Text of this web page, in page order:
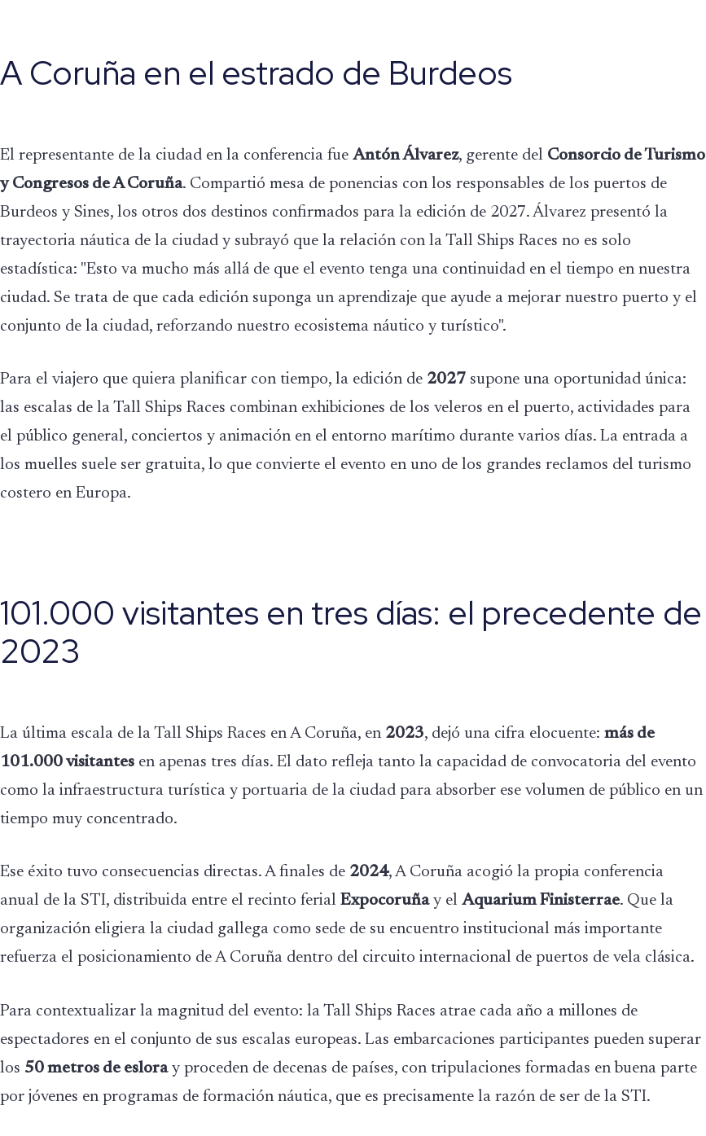
A Coruña en el estrado de Burdeos
El representante de la ciudad en la conferencia fue Antón Álvarez, gerente del Consorcio de Turismo
y Congresos de A Coruña. Compartió mesa de ponencias con los responsables de los puertos de
Burdeos y Sines, los otros dos destinos confirmados para la edición de 2027. Álvarez presentó la
trayectoria náutica de la ciudad y subrayó que la relación con la Tall Ships Races no es solo
estadística: "Esto va mucho más allá de que el evento tenga una continuidad en el tiempo en nuestra
ciudad. Se trata de que cada edición suponga un aprendizaje que ayude a mejorar nuestro puerto y el
conjunto de la ciudad, reforzando nuestro ecosistema náutico y turístico".
Para el viajero que quiera planificar con tiempo, la edición de 2027 supone una oportunidad única:
las escalas de la Tall Ships Races combinan exhibiciones de los veleros en el puerto, actividades para
el público general, conciertos y animación en el entorno marítimo durante varios días. La entrada a
los muelles suele ser gratuita, lo que convierte el evento en uno de los grandes reclamos del turismo
costero en Europa.
101.000 visitantes en tres días: el precedente de
2023
La última escala de la Tall Ships Races en A Coruña, en 2023, dejó una cifra elocuente: más de
101.000 visitantes en apenas tres días. El dato refleja tanto la capacidad de convocatoria del evento
como la infraestructura turística y portuaria de la ciudad para absorber ese volumen de público en un
tiempo muy concentrado.
Ese éxito tuvo consecuencias directas. A finales de 2024, A Coruña acogió la propia conferencia
anual de la STI, distribuida entre el recinto ferial Expocoruñay el Aquarium Finisterrae. Que la
organización eligiera la ciudad gallega como sede de su encuentro institucional más importante
refuerza el posicionamiento de A Coruña dentro del circuito internacional de puertos de vela clásica.
Para contextualizar la magnitud del evento: la Tall Ships Races atrae cada año a millones de
espectadores en el conjunto de sus escalas europeas. Las embarcaciones participantes pueden superar
los 50 metros de esloray proceden de decenas de países, con tripulaciones formadas en buena parte
por jóvenes en programas de formación náutica, que es precisamente la razón de ser de la STI.